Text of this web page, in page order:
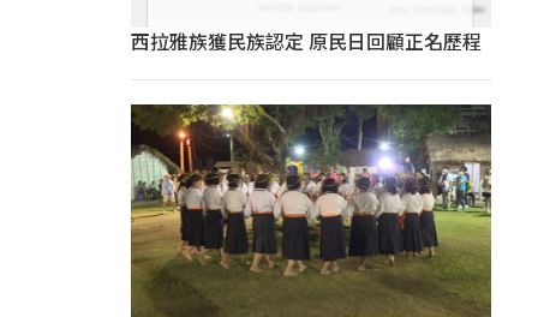
西拉雅族獲民族認定 原民日回顧正名歷程